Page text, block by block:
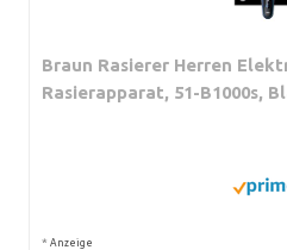
Braun Rasierer Herren
Rasierapparat, 51-B1000s,
* Anzeige